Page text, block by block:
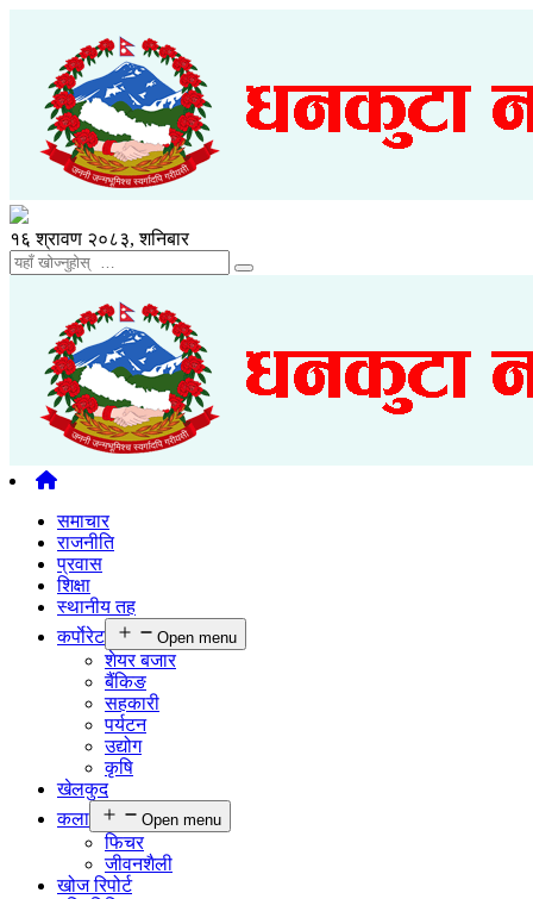
१६ श्रावण २०८३, शनिबार
समाचार
राजनीति
प्रवास
शिक्षा
स्थानीय तह
कर्पाेरेट
Open menu
शेयर बजार
बैंकिङ
सहकारी
पर्यटन
उद्योग
कृषि
खेलकुद
कला
Open menu
फिचर
जीवनशैली
खोज रिपोर्ट